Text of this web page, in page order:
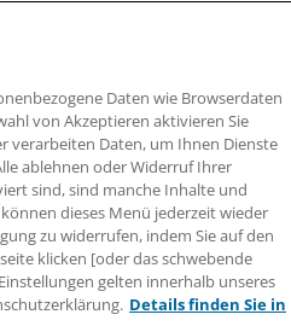
Klinikärztegewerkschaft
– insbesondere die
Daten wie Browserdaten
von Akzeptieren aktivieren Sie
verarbeiten Daten, um Ihnen Dienste
ablehnen oder Widerruf Ihrer
sind, sind manche Inhalte und
dieses Menü jederzeit wieder
zu widerrufen, indem Sie auf den
klicken [oder das schwebende
gelten innerhalb unseres
Details finden Sie in